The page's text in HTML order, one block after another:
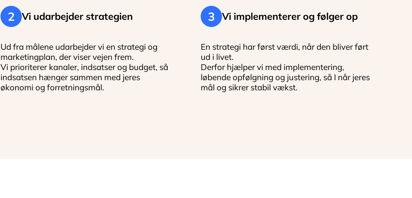
2 Vi udarbejder strategien
Ud fra målene udarbejder vi en strategi og
marketingplan, der viser vejen frem.
Vi prioriterer kanaler, indsatser og budget, så
indsatsen hænger sammen med jeres
økonomi og forretningsmål.
3 Vi implementerer og følger op
En strategi har først værdi, når den bliver ført
ud i livet.
Derfor hjælper vi med implementering,
løbende opfølgning og justering, så I når jeres
mål og sikrer stabil vækst.